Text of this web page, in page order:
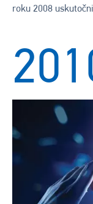
roku 2008